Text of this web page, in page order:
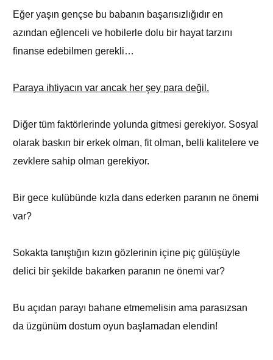
Eğer yaşın gençse bu babanın başarısızlığıdır en
azından eğlenceli ve hobilerle dolu bir hayat tarzını
finanse edebilmen gerekli…
Paraya ihtiyacın var ancak her şey para değil.
Diğer tüm faktörlerinde yolunda gitmesi gerekiyor. Sosyal
olarak baskın bir erkek olman, fit olman, belli kalitelere ve
zevklere sahip olman gerekiyor.
Bir gece kulübünde kızla dans ederken paranın ne önemi
var?
Sokakta tanıştığın kızın gözlerinin içine piç gülüşüyle
delici bir şekilde bakarken paranın ne önemi var?
Bu açıdan parayı bahane etmemelisin ama parasızsan
da üzgünüm dostum oyun başlamadan elendin!